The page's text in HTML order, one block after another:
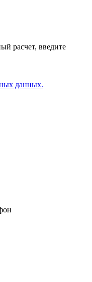
расчет, введите
данных.